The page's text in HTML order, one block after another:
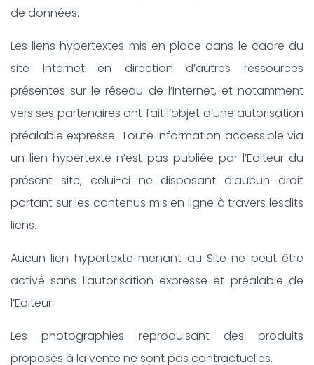
de données.
Les liens hypertextes mis en place dans le cadre du
site Internet en direction d’autres ressources
présentes sur le réseau de l’Internet, et notamment
vers ses partenaires ont fait l’objet d’une autorisation
préalable expresse. Toute information accessible via
un lien hypertexte n’est pas publiée par l’Editeur du
présent site, celui-ci ne disposant d’aucun droit
portant sur les contenus mis en ligne à travers lesdits
liens.
Aucun lien hypertexte menant au Site ne peut être
activé sans l’autorisation expresse et préalable de
l’Editeur.
Les photographies reproduisant des produits
proposés à la vente ne sont pas contractuelles.